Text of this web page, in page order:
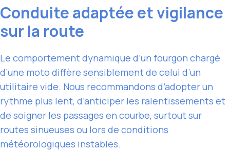
Conduite adaptée et vigilance
sur la route
Le comportement dynamique d’un fourgon chargé
d’une moto diffère sensiblement de celui d’un
utilitaire vide. Nous recommandons d’adopter un
rythme plus lent, d’anticiper les ralentissements et
de soigner les passages en courbe, surtout sur
routes sinueuses ou lors de conditions
météorologiques instables.